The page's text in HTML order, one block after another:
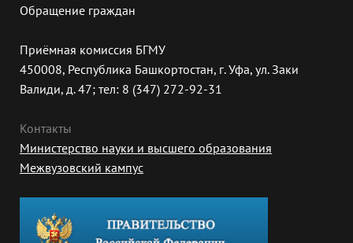
Обращение граждан
Приёмная комиссия БГМУ
450008, Республика Башкортостан, г. Уфа, ул. Заки
Валиди, д. 47; тел: 8 (347) 272-92-31
Контакты
Министерство науки и высшего образования
Межвузовский кампус